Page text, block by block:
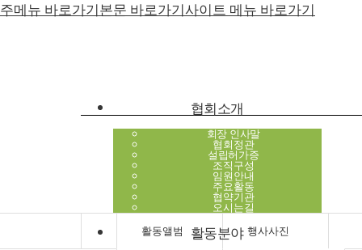
주메뉴 바로가기본문 바로가기사이트 메뉴 바로가기
협회소개
회장 인사말
협회정관
설립허가증
조직구성
임원안내
주요활동
협약기관
오시는길
활동분야
활동앨범 행사사진